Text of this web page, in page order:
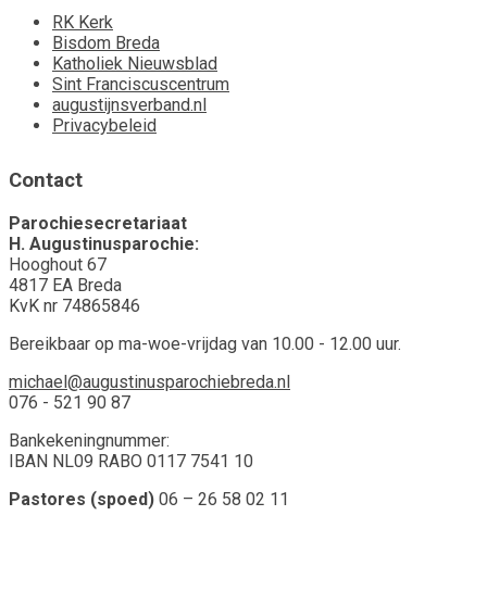
RK Kerk
Bisdom Breda
Katholiek Nieuwsblad
Sint Franciscuscentrum
augustijnsverband.nl
Privacybeleid
Contact
Parochiesecretariaat
H. Augustinusparochie:
Hooghout 67
4817 EA Breda
KvK nr 74865846
Bereikbaar op ma-woe-vrijdag van 10.00 - 12.00 uur.
michael@augustinusparochiebreda.nl
076 - 521 90 87
Bankekeningnummer:
IBAN NL09 RABO 0117 7541 10
Pastores (spoed) 06 – 26 58 02 11